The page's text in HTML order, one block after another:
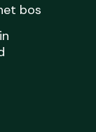
bos